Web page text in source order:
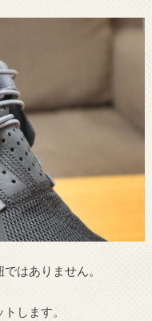
はありません。
します。